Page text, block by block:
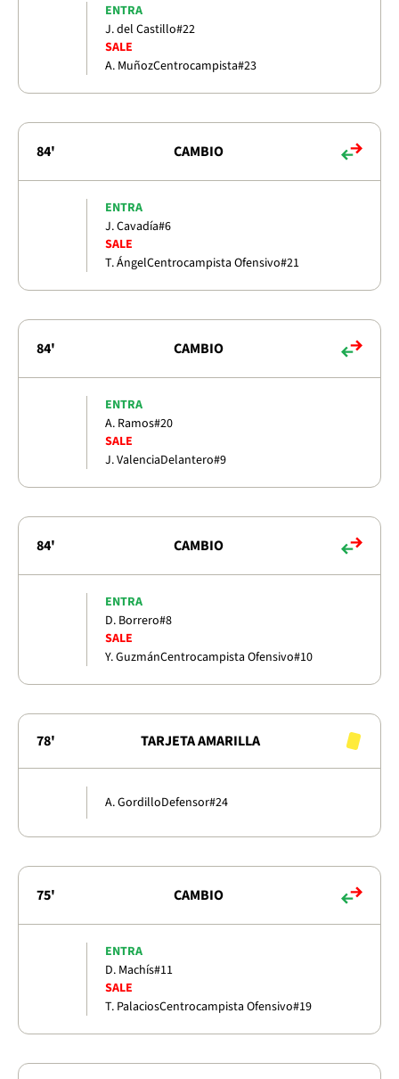
ENTRA
J. del Castillo#22
SALE
A. MuñozCentrocampista#23
84' CAMBIO
ENTRA
J. Cavadía#6
SALE
T. ÁngelCentrocampista Ofensivo#21
84' CAMBIO
ENTRA
A. Ramos#20
SALE
J. ValenciaDelantero#9
84' CAMBIO
ENTRA
D. Borrero#8
SALE
Y. GuzmánCentrocampista Ofensivo#10
78' TARJETA AMARILLA
A. GordilloDefensor#24
75' CAMBIO
ENTRA
D. Machís#11
SALE
T. PalaciosCentrocampista Ofensivo#19